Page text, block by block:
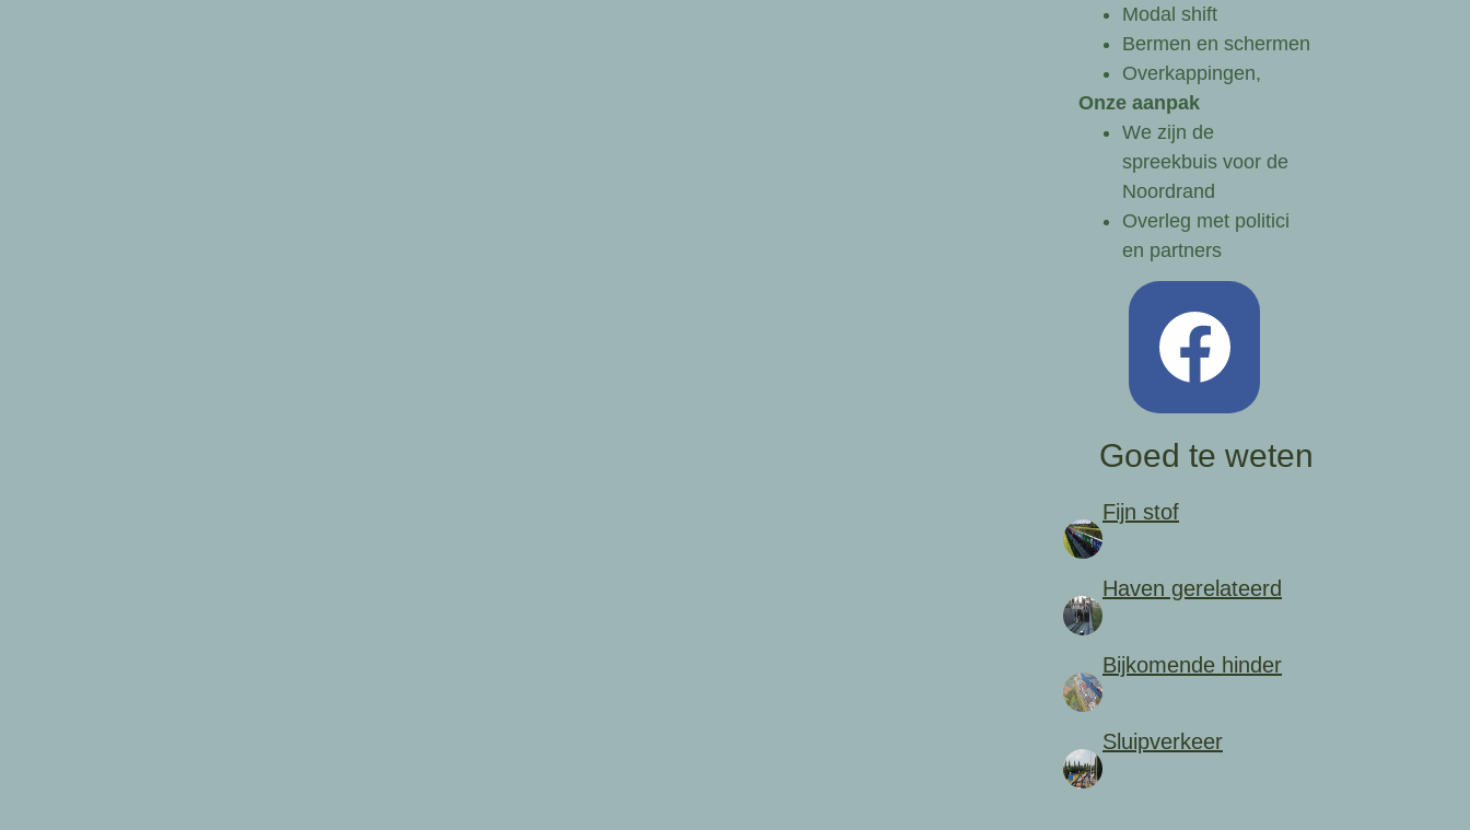
Modal shift
Bermen en schermen
Overkappingen,
Onze aanpak
We zijn de
spreekbuis voor de
Noordrand
Overleg met politici
en partners
Goed te weten
Fijn stof
Haven gerelateerd
Bijkomende hinder
Sluipverkeer